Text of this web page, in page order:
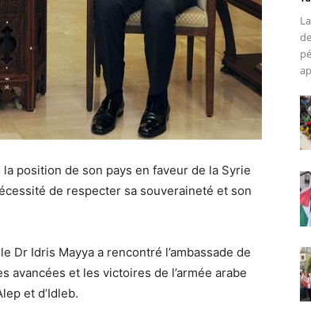
la position de son pays en faveur de la Syrie
de respecter sa souveraineté et son
Dr Idris Mayya a rencontré l’ambassade de
avancées et les victoires de l’armée arabe
et d’Idleb.